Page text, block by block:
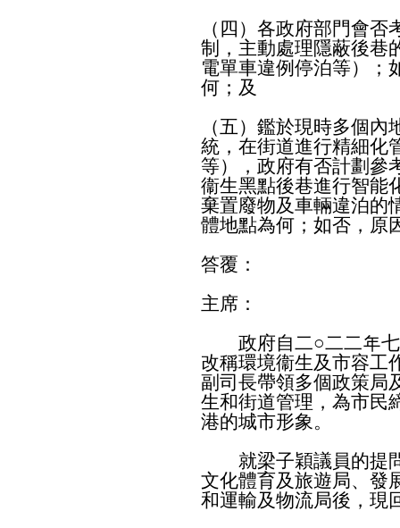
（四）各政府部門會
制，主動處理隱蔽後巷
電單車違例停泊等）；
何；及
（五）鑑於現時多個
統，在街道進行精細化
等），政府有否計劃參
衞生黑點後巷進行智能
棄置廢物及車輛違泊的
體地點為何；如否，原
答覆：
主席：
政府自二○二二年七
改稱環境衞生及市容工
副司長帶領多個政策局
生和街道管理，為市民
港的城市形象。
就梁子穎議員的提問
文化體育及旅遊局、發
和運輸及物流局後，現